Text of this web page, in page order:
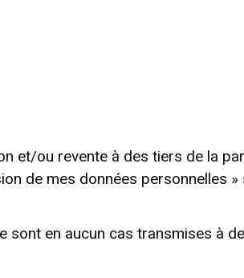
et/ou revente à des tiers de la
de mes données personnelles
sont en aucun cas transmises à